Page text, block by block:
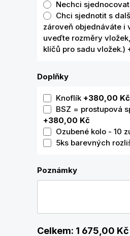
Nechci sjednocovat
Chci sjednotit s
zároveň objednáváte i
uveďte rozměry
klíčů pro sadu vložek.)
Doplňky
Knoflík +380,00 Kč
BSZ = prostupová
+380,00 Kč
Ozubené kolo - 10
5ks barevných
Poznámky
Celkem: 1 675,00 Kč